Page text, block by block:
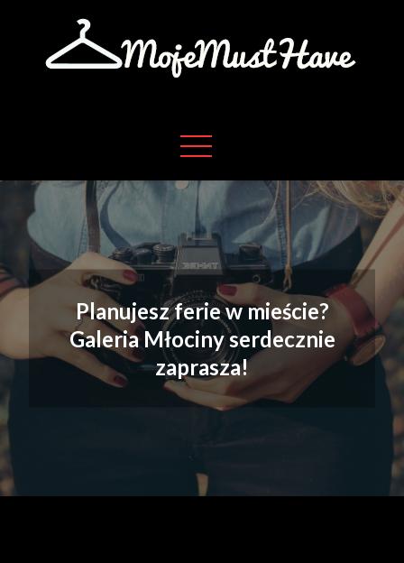
content
Planujesz ferie w mieście?
Galeria Młociny serdecznie
zaprasza!